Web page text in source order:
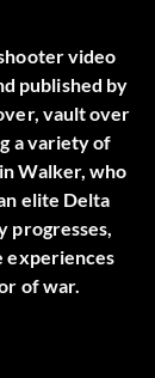
video
published by
vault over
a variety of
Walker, who
elite Delta
progresses,
experiences
of war.